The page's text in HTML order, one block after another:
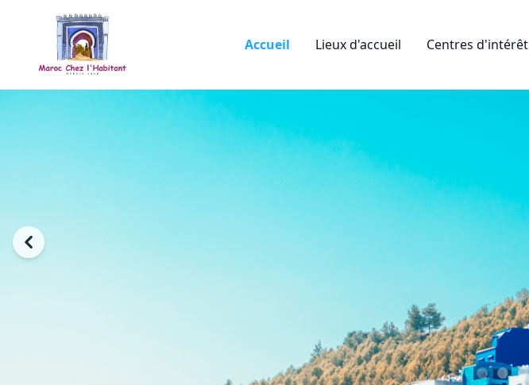
Accueil Lieux d'accueil Centres d'intérêt